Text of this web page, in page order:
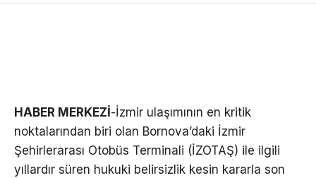
HABER MERKEZİ-İzmir ulaşımının en kritik
noktalarından biri olan Bornova’daki İzmir
Şehirlerarası Otobüs Terminali (İZOTAŞ) ile ilgili
yıllardır süren hukuki belirsizlik kesin kararla son